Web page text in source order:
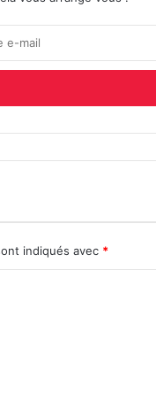
indiqués avec *